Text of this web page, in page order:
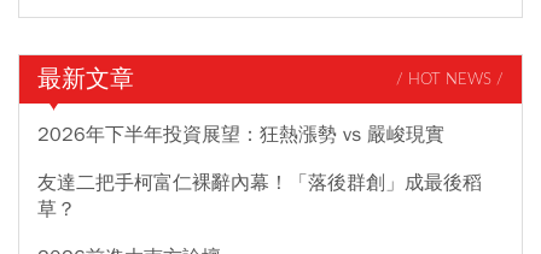
最新文章 / HOT NEWS /
2026年下半年投資展望：狂熱漲勢 vs 嚴峻現實
友達二把手柯富仁裸辭內幕！「落後群創」成最後稻
草？